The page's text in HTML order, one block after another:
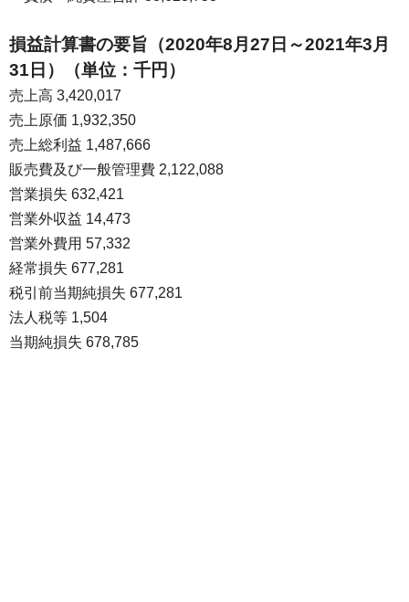
損益計算書の要旨（2020年8月27日～2021年3月
31日）（単位：千円）
売上高 3,420,017
売上原価 1,932,350
売上総利益 1,487,666
販売費及び一般管理費 2,122,088
営業損失 632,421
営業外収益 14,473
営業外費用 57,332
経常損失 677,281
税引前当期純損失 677,281
法人税等 1,504
当期純損失 678,785